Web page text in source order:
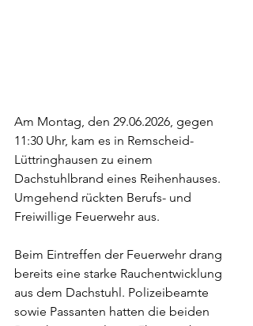
Am Montag, den 29.06.2026, gegen
11:30 Uhr, kam es in Remscheid-
Lüttringhausen zu einem
Dachstuhlbrand eines Reihenhauses.
Umgehend rückten Berufs- und
Freiwillige Feuerwehr aus.
Beim Eintreffen der Feuerwehr drang
bereits eine starke Rauchentwicklung
aus dem Dachstuhl. Polizeibeamte
sowie Passanten hatten die beiden